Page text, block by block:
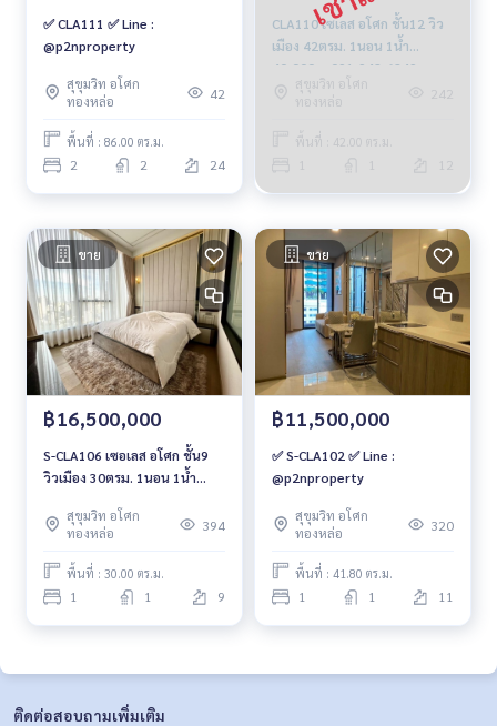
✅ CLA111 ✅ Line :
@p2nproperty
สุขุมวิท อโศก
ทองหล่อ
42
พื้นที่ : 86.00 ตร.ม.
2 2 24
CLA110 เซเลส อโศก ชั้น12 วิว
เมือง 42ตรม. 1นอน 1น้ำ
40,000บ. 091-942-6249
สุขุมวิท อโศก
ทองหล่อ
242
พื้นที่ : 42.00 ตร.ม.
ขาย
฿16,500,000
S-CLA106 เซอเลส อโศก ชั้น9
วิวเมือง 30ตรม. 1นอน 1น้ำ
สุขุมวิท อโศก
ทองหล่อ
394
พื้นที่ : 30.00 ตร.ม.
1 1 9
ขาย
฿11,500,000
✅ S-CLA102 ✅ Line :
@p2nproperty
สุขุมวิท อโศก
ทองหล่อ
320
พื้นที่ : 41.80 ตร.ม.
1 1 11
ติดต่อสอบถามเพิ่มเติม